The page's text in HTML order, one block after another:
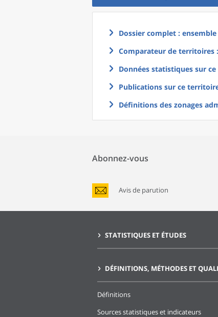
Dossier complet :
Comparateur de
Données statistiques sur
Publications sur ce
Définitions des zonages
Abonnez-vous
Avis de parution
STATISTIQUES ET ÉTUDES
DÉFINITIONS, MÉTHODES ET
Définitions
Sources statistiques et indicateurs